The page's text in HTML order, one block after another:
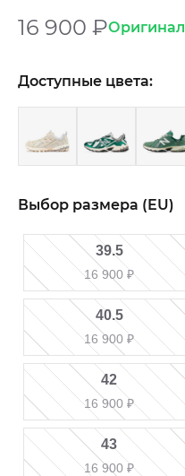
16 900 ₽Оригинал
Доступные цвета:
Выбор размера (EU)
39.5
16 900 ₽
40.5
16 900 ₽
42
16 900 ₽
43
16 900 ₽